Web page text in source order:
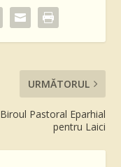
URMĂTORUL
Biroul Pastoral Eparhial
pentru Laici